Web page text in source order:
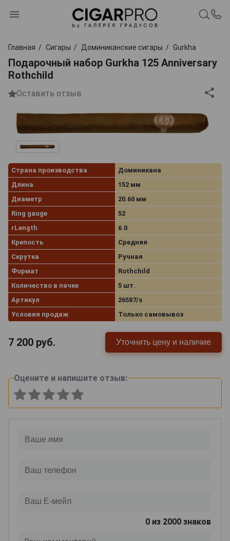
Главная Сигары Доминиканские сигары Gurkha
Подарочный набор Gurkha 125 Anniversary
Rothchild
Оставить отзыв
Страна производства
Доминикана
Длина
152 мм
Диаметр
20.60 мм
Ring gauge
52
rLength
6.0
Крепость
Средняя
Скрутка
Ручная
Формат
Rothchild
Количество в пачке
5 шт.
Артикул
26587/s
Условия продаж
Только самовывоз
7 200 руб. Уточнить цену и наличие
Оцените и напишите отзыв:
0 из 2000 знаков